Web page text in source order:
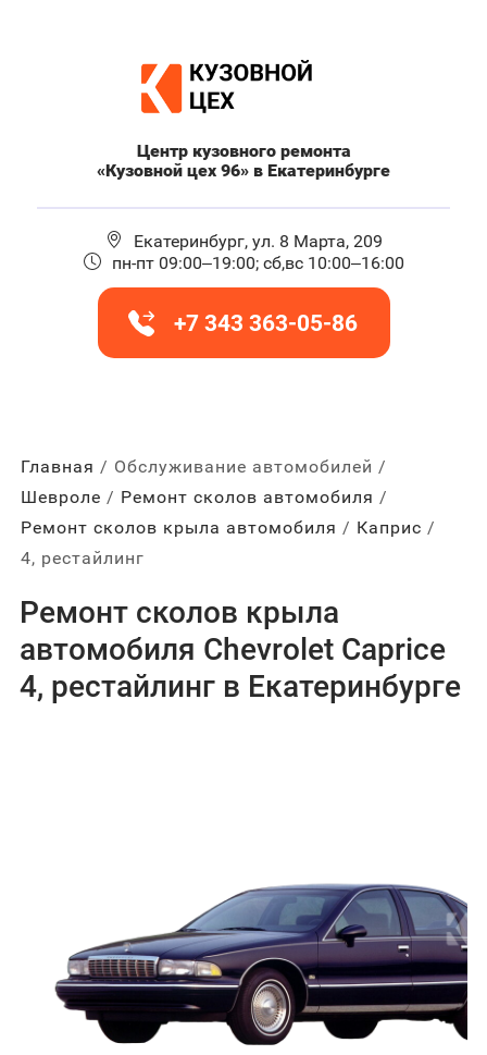
Центр кузовного ремонта
«Кузовной цех 96» в Екатеринбурге
Екатеринбург, ул. 8 Марта, 209
пн-пт 09:00–19:00; сб,вс 10:00–16:00
+7 343 363-05-86
Главная
Обслуживание автомобилей
Шевроле
Ремонт сколов автомобиля
Ремонт сколов крыла автомобиля
Каприс
4, рестайлинг
Ремонт сколов крыла
автомобиля Chevrolet Caprice
4, рестайлинг в Екатеринбурге